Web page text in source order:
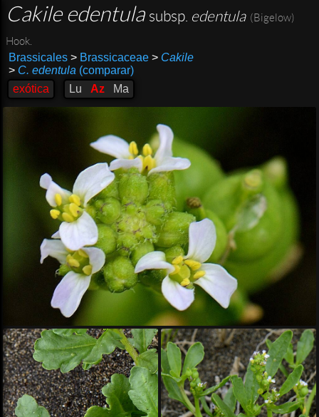
Cakile edentula subsp. edentula (Bigelow)
Hook.
Brassicales >Brassicaceae > Cakile
> C. edentula (comparar)
exótica
Lu Az Ma